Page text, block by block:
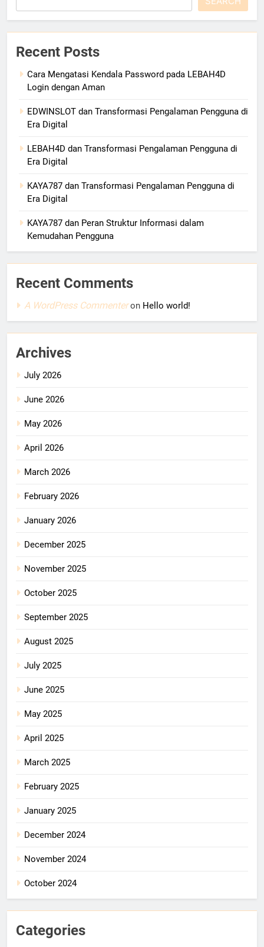
Recent Posts
Cara Mengatasi Kendala Password pada LEBAH4D
Login dengan Aman
EDWINSLOT dan Transformasi Pengalaman Pengguna di
Era Digital
LEBAH4D dan Transformasi Pengalaman Pengguna di
Era Digital
KAYA787 dan Transformasi Pengalaman Pengguna di
Era Digital
KAYA787 dan Peran Struktur Informasi dalam
Kemudahan Pengguna
Recent Comments
A WordPress Commenteron Hello world!
Archives
July 2026
June 2026
May 2026
April 2026
March 2026
February 2026
January 2026
December 2025
November 2025
October 2025
September 2025
August 2025
July 2025
June 2025
May 2025
April 2025
March 2025
February 2025
January 2025
December 2024
November 2024
October 2024
Categories